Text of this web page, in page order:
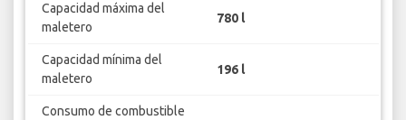
Capacidad máxima del
maletero
780 l
Capacidad mínima del
maletero
196 l
Consumo de combustible